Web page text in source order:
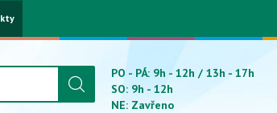
PO - PÁ: 9h - 12h / 13h - 17h
SO: 9h - 12h
NE: Zavřeno